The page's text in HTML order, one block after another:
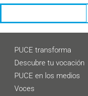
PUCE transforma
Descubre tu vocación
PUCE en los medios
Voces